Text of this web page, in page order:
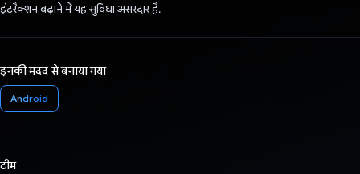
इंटरैक्शन बढ़ाने में यह सुविधा असरदार है.
इनकी मदद से बनाया गया
Android
टीम